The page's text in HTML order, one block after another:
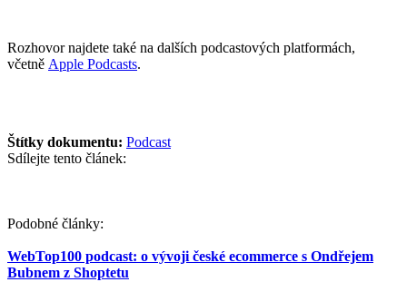
Rozhovor najdete také na dalších podcastových platformách,
včetně Apple Podcasts.
Štítky dokumentu: Podcast
Sdílejte tento článek:
Podobné články:
WebTop100 podcast: o vývoji české ecommerce s Ondřejem
Bubnem z Shoptetu